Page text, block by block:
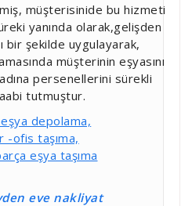
müşterisinide bu hizmeti
yanında olarak,gelişden
bir şekilde uygulayarak,
müşterinin eşyasını
persenellerini sürekli
tutmuştur.
depolama,
-ofis taşıma,
eşya taşıma
eve nakliyat